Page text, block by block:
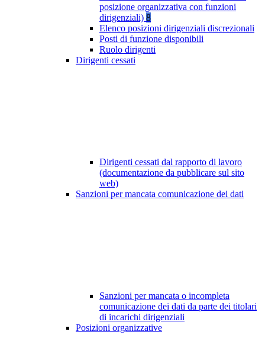
posizione organizzativa con funzioni
dirigenziali) 8
Elenco posizioni dirigenziali discrezionali
Posti di funzione disponibili
Ruolo dirigenti
Dirigenti cessati
Dirigenti cessati dal rapporto di lavoro
(documentazione da pubblicare sul sito
web)
Sanzioni per mancata comunicazione dei dati
Sanzioni per mancata o incompleta
comunicazione dei dati da parte dei titolari
di incarichi dirigenziali
Posizioni organizzative